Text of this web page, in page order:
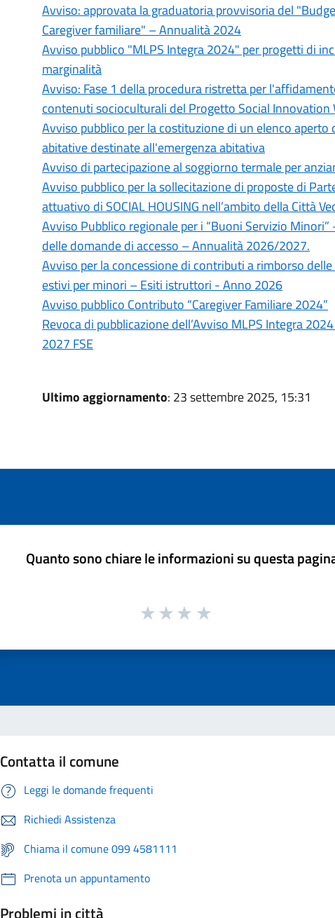
Avviso: approvata la graduatoria provvisoria del
Caregiver familiare" – Annualità 2024
Avviso pubblico "MLPS Integra 2024" per progetti di
marginalità
Avviso: Fase 1 della procedura ristretta per
contenuti socioculturali del Progetto Social Innovation
Avviso pubblico per la costituzione di un elenco
abitative destinate all'emergenza abitativa
Avviso di partecipazione al soggiorno termale per
Avviso pubblico per la sollecitazione di proposte di
attuativo di SOCIAL HOUSING nell’ambito della Città
Avviso Pubblico regionale per i “Buoni Servizio
delle domande di accesso – Annualità 2026/2027.
Avviso per la concessione di contributi a rimborso
estivi per minori – Esiti istruttori - Anno 2026
Avviso pubblico Contributo “Caregiver Familiare 2024”
Revoca di pubblicazione dell’Avviso MLPS Integra
2027 FSE
Ultimo aggiornamento: 23 settembre 2025, 15:31
Quanto sono chiare le informazioni su questa
Contatta il comune
Leggi le domande frequenti
Richiedi Assistenza
Chiama il comune 099 4581111
Prenota un appuntamento
Problemi in città